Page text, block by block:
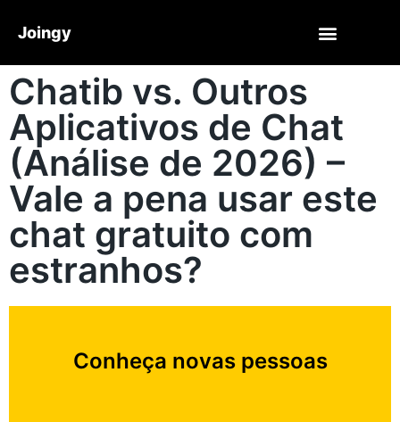
Joingy
Chatib vs. Outros
Aplicativos de Chat
(Análise de 2026) –
Vale a pena usar este
chat gratuito com
estranhos?
Conheça novas pessoas